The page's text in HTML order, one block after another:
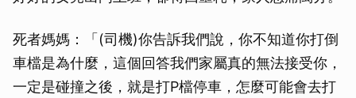
死者媽媽：「(司機)你告訴我們說，你不知道你打倒
車檔是為什麼，這個回答我們家屬真的無法接受你，
一定是碰撞之後，就是打P檔停車，怎麼可能會去打